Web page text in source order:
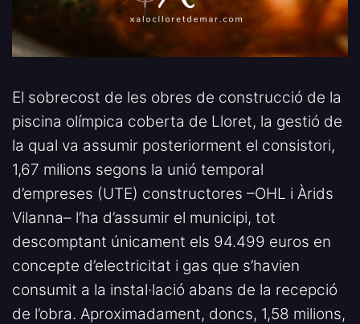
El sobrecost de les obres de construcció de la
piscina olímpica coberta de Lloret, la gestió de
la qual va assumir posteriorment el consistori,
1,67 milions segons la unió temporal
d’empreses (UTE) constructores –OHL i Àrids
Vilanna– l’ha d’assumir el municipi, tot
descomptant únicament els 94.499 euros en
concepte d’electricitat i gas que s’havien
consumit a la instal·lació abans de la recepció
de l’obra. Aproximadament, doncs, 1,58 milions,